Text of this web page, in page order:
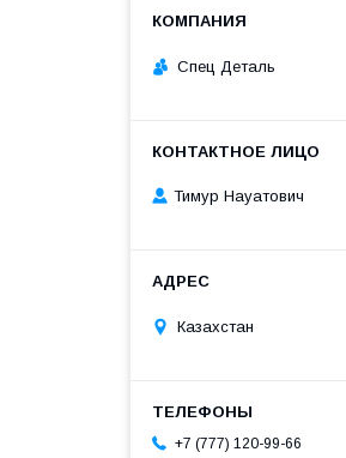
Спец Деталь
Тимур Науатович
Казахстан
+7 (777) 120-99-66